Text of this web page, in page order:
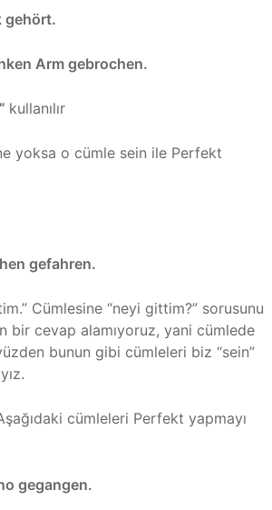
gehört.
Arm gebrochen.
kullanılır
yoksa o cümle sein ile Perfekt
gefahren.
Cümlesine “neyi gittim?” sorusunu
bir cevap alamıyoruz, yani cümlede
bunun gibi cümleleri biz “sein”
cümleleri Perfekt yapmayı
ins Kino gegangen.